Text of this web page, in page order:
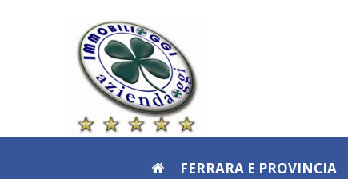
FERRARA E PROVINCIA